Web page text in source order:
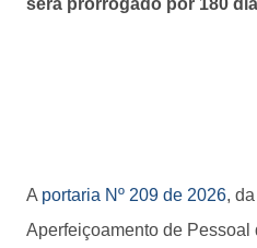
A portaria Nº 209 de 2026,
Aperfeiçoamento de